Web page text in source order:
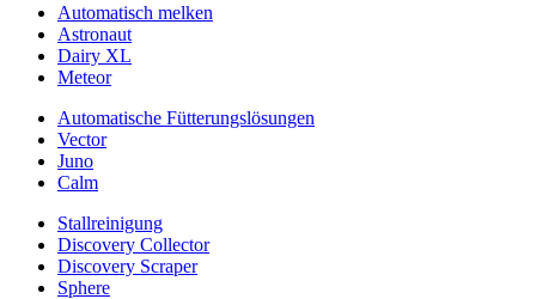
Automatisch melken
Astronaut
Dairy XL
Meteor
Automatische Fütterungslösungen
Vector
Juno
Calm
Stallreinigung
Discovery Collector
Discovery Scraper
Sphere